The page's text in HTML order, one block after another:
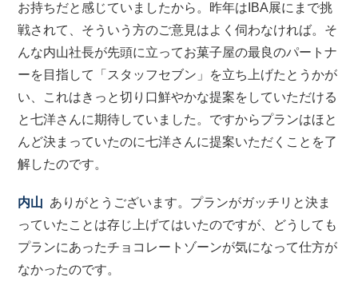
お持ちだと感じていましたから。昨年はIBA展にまで挑
戦されて、そういう方のご意見はよく伺わなければ。そ
んな内山社長が先頭に立ってお菓子屋の最良のパートナ
ーを目指して「スタッフセブン」を立ち上げたとうかが
い、これはきっと切り口鮮やかな提案をしていただける
と七洋さんに期待していました。ですからプランはほと
んど決まっていたのに七洋さんに提案いただくことを了
解したのです。
内山 ありがとうございます。プランがガッチリと決ま
っていたことは存じ上げてはいたのですが、どうしても
プランにあったチョコレートゾーンが気になって仕方が
なかったのです。